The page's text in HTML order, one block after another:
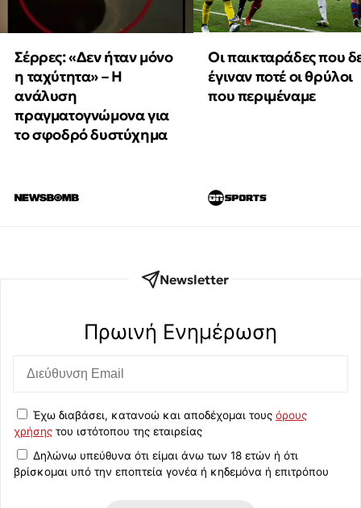
Σέρρες: «Δεν ήταν μόνο
η ταχύτητα» – Η
ανάλυση
πραγματογνώμονα για
το σφοδρό δυστύχημα
Οι παικταράδες που
έγιναν ποτέ οι θρύλοι
που περιμέναμε
Newsletter
Πρωινή Eνημέρωση
Έχω διαβάσει, κατανοώ και αποδέχομαι τους όρους
χρήσης του ιστότοπου της εταιρείας
Δηλώνω υπεύθυνα ότι είμαι άνω των 18 ετών ή ότι
βρίσκομαι υπό την εποπτεία γονέα ή κηδεμόνα ή επιτρόπου